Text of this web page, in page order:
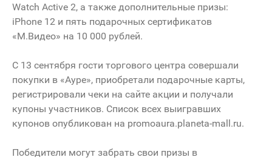
Watch Active 2, а также дополнительные призы:
iPhone 12 и пять подарочных сертификатов
«М.Видео» на 10 000 рублей.
С 13 сентября гости торгового центра совершали
покупки в «Ауре», приобретали подарочные карты,
регистрировали чеки на сайте акции и получали
купоны участников. Список всех выигравших
купонов опубликован на promoaura.planeta-mall.ru.
Победители могут забрать свои призы в